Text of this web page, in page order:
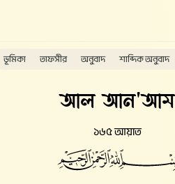
ভূমিকা তাফসীর অনুবাদ শাব্দিক অনুবাদ
আল আন'আম
১৬৫ আয়াত